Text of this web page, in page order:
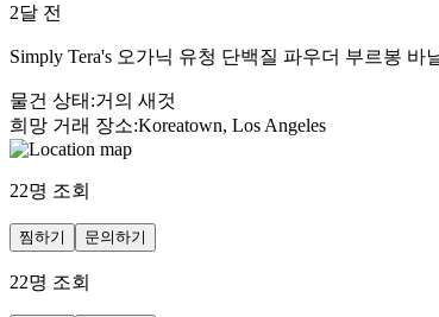
2달 전
Simply Tera's 오가닉 유청 단백질 파우더 부르봉
물건 상태 :거의 새것
희망 거래 장소:Koreatown, Los Angeles
22명 조회
찜하기 문의하기
22명 조회